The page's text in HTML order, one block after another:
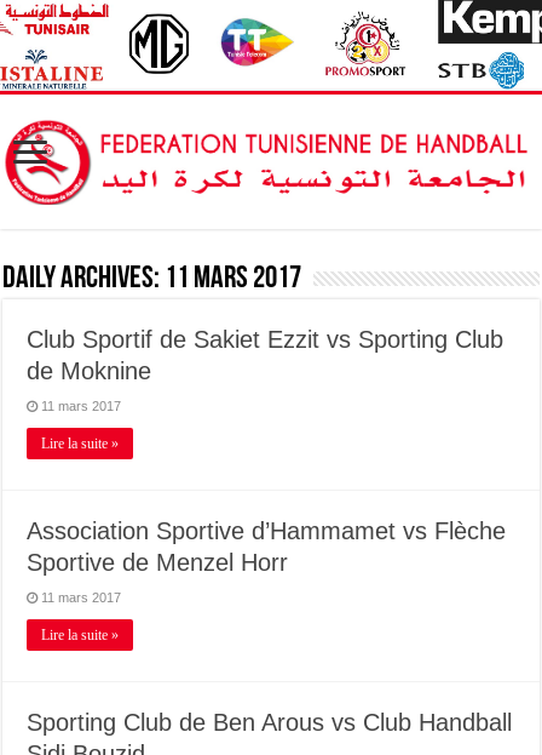
Daily Archives: 11 mars 2017
Club Sportif de Sakiet Ezzit vs Sporting Club
de Moknine
11 mars 2017
Lire la suite »
Association Sportive d’Hammamet vs Flèche
Sportive de Menzel Horr
11 mars 2017
Lire la suite »
Sporting Club de Ben Arous vs Club Handball